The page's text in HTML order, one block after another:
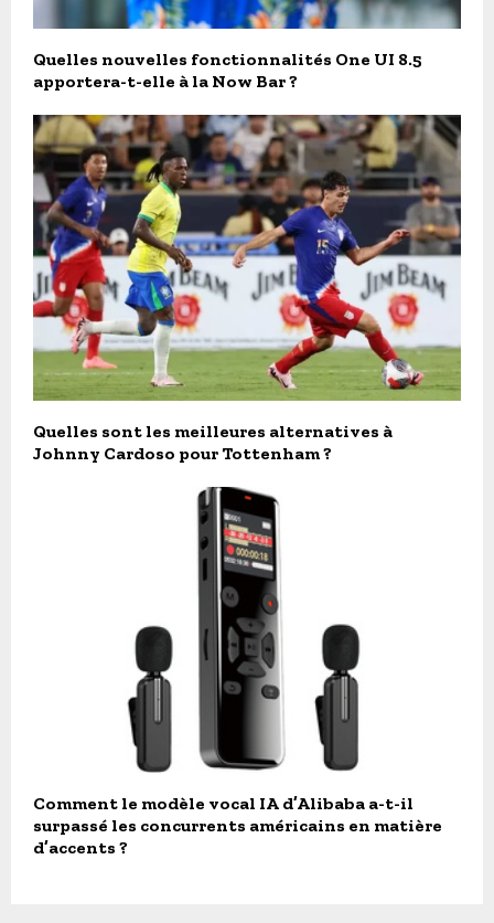
Quelles nouvelles fonctionnalités One UI 8.5
apportera-t-elle à la Now Bar ?
Quelles sont les meilleures alternatives à
Johnny Cardoso pour Tottenham ?
Comment le modèle vocal IA d’Alibaba a-t-il
surpassé les concurrents américains en matière
d’accents ?